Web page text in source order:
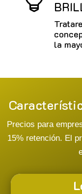
la
Precios para
15% retención. El